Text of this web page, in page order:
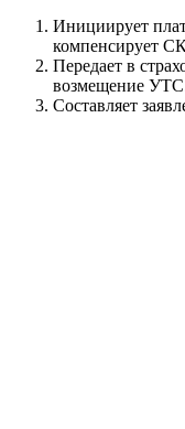
Инициирует
компенсирует
Передает в
возмещение
Составляет